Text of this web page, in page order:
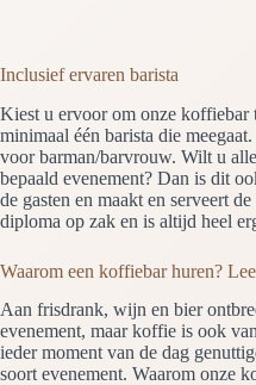
Inclusief ervaren barista
Kiest u ervoor om onze koffiebar
minimaal één barista die
voor barman/barvrouw. Wilt u
bepaald evenement? Dan is dit
de gasten en maakt en serveert
diploma op zak en is altijd heel
Waarom een koffiebar huren?
Aan frisdrank, wijn en bier
evenement, maar koffie is ook
ieder moment van de dag
soort evenement. Waarom onze